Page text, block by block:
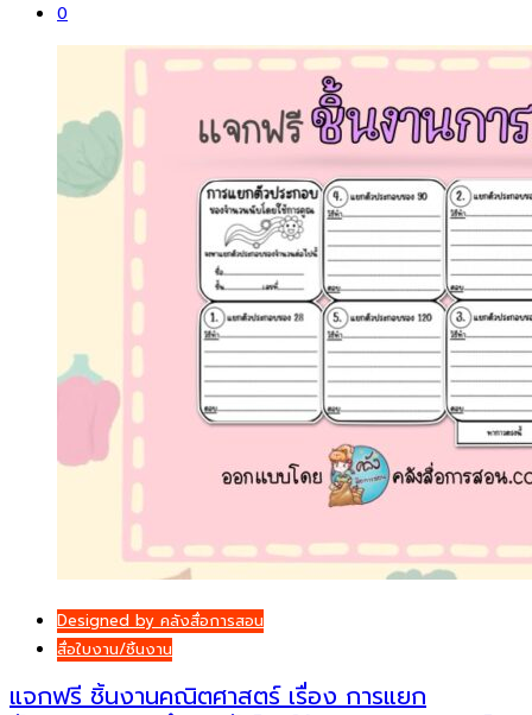
0
Designed by คลังสื่อการสอน
สื่อใบงาน/ชิ้นงาน
แจกฟรี ชิ้นงานคณิตศาสตร์ เรื่อง การแยก